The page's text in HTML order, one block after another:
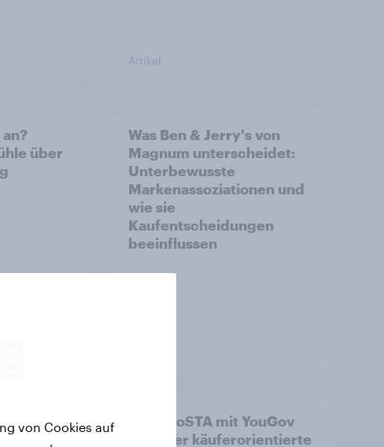
Artikel
über
Was Ben & Jerry's von
Magnum unterscheidet:
Unterbewusste
Markenassoziationen und
wie sie
Kaufentscheidungen
beeinflussen
in
Wie FRoSTA mit YouGov
Shopper käuferorientierte
von Cookies auf